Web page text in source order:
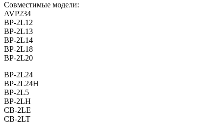
Совместимые модели:
AVP234
BP-2L12
BP-2L13
BP-2L14
BP-2L18
BP-2L20
BP-2L24
BP-2L24H
BP-2L5
BP-2LH
CB-2LE
CB-2LT